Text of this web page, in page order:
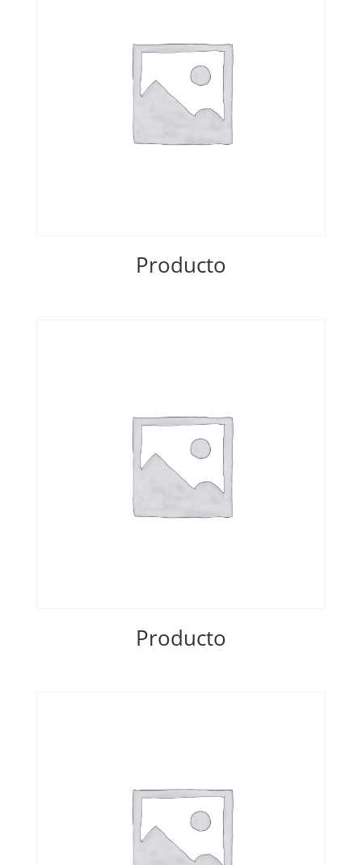
Producto
Producto